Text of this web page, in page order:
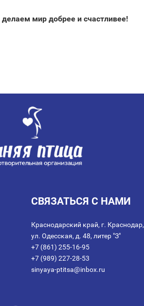
мир добрее и счастливее!
СВЯЗАТЬСЯ С НАМИ
Краснодарский край, г. Краснодар,
ул. Одесская, д. 48, литер "З"
+7 (861) 255-16-95
+7 (989) 227-28-53
sinyaya-ptitsa@inbox.ru